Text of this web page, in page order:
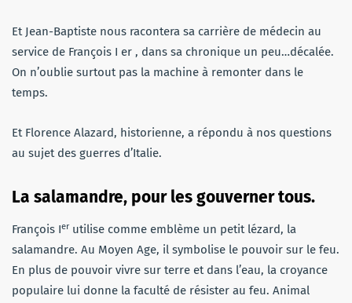
Et Jean-Baptiste nous racontera sa carrière de médecin au
service de François I er , dans sa chronique un peu…décalée.
On n’oublie surtout pas la machine à remonter dans le
temps.
Et Florence Alazard, historienne, a répondu à nos questions
au sujet des guerres d’Italie.
La salamandre, pour les gouverner tous.
François Ierutilise comme emblème un petit lézard, la
salamandre. Au Moyen Age, il symbolise le pouvoir sur le feu.
En plus de pouvoir vivre sur terre et dans l’eau, la croyance
populaire lui donne la faculté de résister au feu. Animal